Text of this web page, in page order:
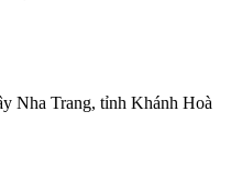
Nha Trang, tỉnh Khánh Hoà